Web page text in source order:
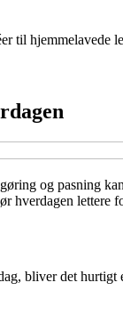
hjemmelavede
og pasning
hverdagen lettere
bliver det hurtigt